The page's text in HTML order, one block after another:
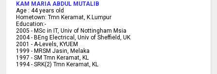
KAM MARIA ABDUL MUTALIB
Age : 44 years old
Hometown: Tmn Keramat, K.Lumpur
Education:-
2005 - MSc in IT, Univ of Nottingham Msia
2004 - BEng Electrical, Univ of Sheffield, UK
2001 -A-Levels, KYUEM
1999 - MRSM Jasin, Melaka
1997 -SM Tmn Keramat, KL
1994 -SRK(2) Tmn Keramat, KL